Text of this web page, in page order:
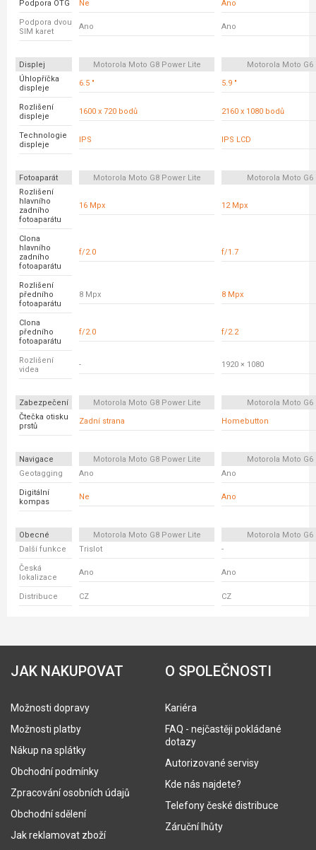
Podpora OTG Ne Ano
Podpora dvou
SIM karet
Ano Ano
Displej Motorola Moto G8 Power Lite
Motorola Moto G6
Úhlopříčka
displeje
6.5 " 5.9 "
Rozlišení
displeje
1600 x 720 bodů 2160 x 1080 bodů
Technologie
displeje
IPS IPS LCD
Fotoaparát Motorola Moto G8 Power Lite
Motorola Moto G6
Rozlišení
hlavního
zadního
fotoaparátu
16 Mpx 12 Mpx
Clona
hlavního
zadního
fotoaparátu
f/2.0 f/1.7
Rozlišení
předního
fotoaparátu
8 Mpx 8 Mpx
Clona
předního
fotoaparátu
f/2.0 f/2.2
Rozlišení
videa
- 1920 × 1080
Zabezpečení Motorola Moto G8 Power Lite
Motorola Moto G6
Čtečka otisku
prstů
Zadní strana Homebutton
Navigace Motorola Moto G8 Power Lite
Motorola Moto G6
Geotagging
Ano Ano
Digitální
kompas
Ne Ano
Obecné Motorola Moto G8 Power Lite
Motorola Moto G6
Další funkce
Trislot -
Česká
lokalizace
Ano Ano
Distribuce CZ CZ
JAK NAKUPOVAT
Možnosti dopravy
Možnosti platby
Nákup na splátky
Obchodní podmínky
Zpracování osobních údajů
Obchodní sdělení
Jak reklamovat zboží
O SPOLEČNOSTI
Kariéra
FAQ - nejčastěji pokládané
dotazy
Autorizované servisy
Kde nás najdete?
Telefony české distribuce
Záruční lhůty